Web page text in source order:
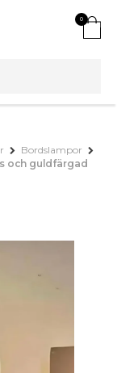
0
Bordslampor
och guldfärgad